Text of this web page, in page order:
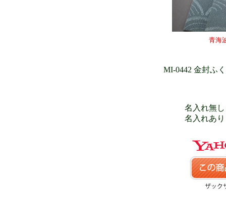
青海
MI-0442 金封ふ
名入れ無
名入れあ